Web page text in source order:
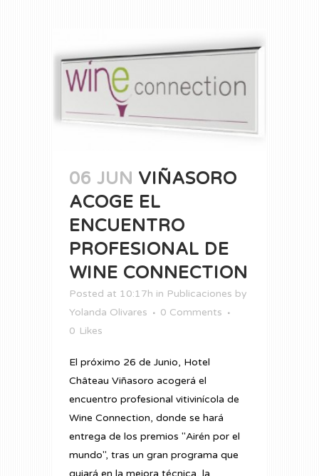
06 JUN VIÑASORO
ACOGE EL
ENCUENTRO
PROFESIONAL DE
WINE CONNECTION
Posted at 10:17h in Publicaciones by
Yolanda Olivares
0 Comments
0 Likes
El próximo 26 de Junio, Hotel
Château Viñasoro acogerá el
encuentro profesional vitivinícola de
Wine Connection, donde se hará
entrega de los premios "Airén por el
mundo", tras un gran programa que